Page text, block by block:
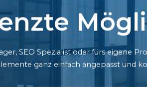
SEO Spezialist oder fürs eigene
ganz einfach angepasst und